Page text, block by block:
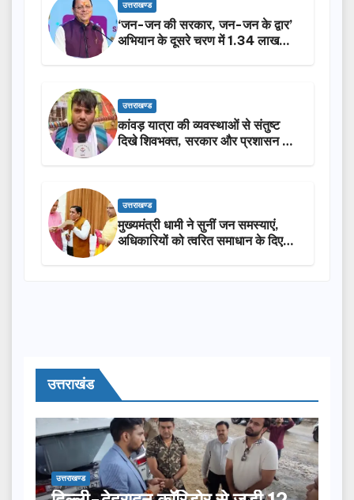
उत्तराखण्ड
‘जन-जन की सरकार, जन-जन के द्वार’
अभियान के दूसरे चरण में 1.34 लाख
उत्तराखण्ड
कांवड़ यात्रा की व्यवस्थाओं से संतुष्ट
दिखे शिवभक्त, सरकार और प्रशासन की
उत्तराखण्ड
मुख्यमंत्री धामी ने सुनीं जन समस्याएं,
अधिकारियों को त्वरित समाधान के दिए
उत्तराखंड
उत्तराखण्ड